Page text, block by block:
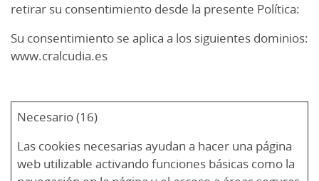
retirar su consentimiento desde la presente Política:
Su consentimiento se aplica a los siguientes dominios:
www.cralcudia.es
Necesario (16)
Las cookies necesarias ayudan a hacer una página
web utilizable activando funciones básicas como la